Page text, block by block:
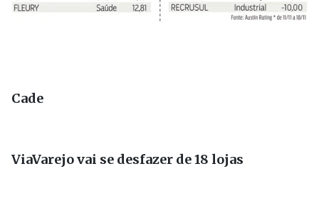
Cade
ViaVarejo vai se desfazer de 18 lojas